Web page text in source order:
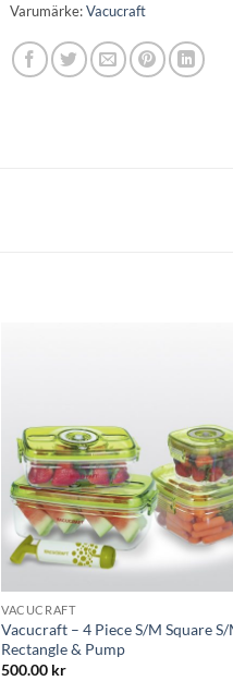
Varumärke:Vacucraft
VACUCRAFT
Vacucraft – 4 Piece S/M Square S/
Rectangle & Pump
500.00 kr